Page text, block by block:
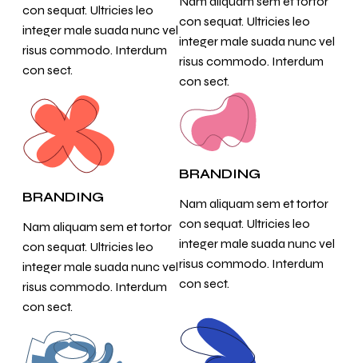
con sequat. Ultricies leo
integer male suada nunc vel
risus commodo. Interdum
con sect.
con sequat. Ultricies leo
integer male suada nunc vel
risus commodo. Interdum
con sect.
BRANDING
Nam aliquam sem et tortor
con sequat. Ultricies leo
integer male suada nunc vel
risus commodo. Interdum
con sect.
BRANDING
Nam aliquam sem et tortor
con sequat. Ultricies leo
integer male suada nunc vel
risus commodo. Interdum
con sect.